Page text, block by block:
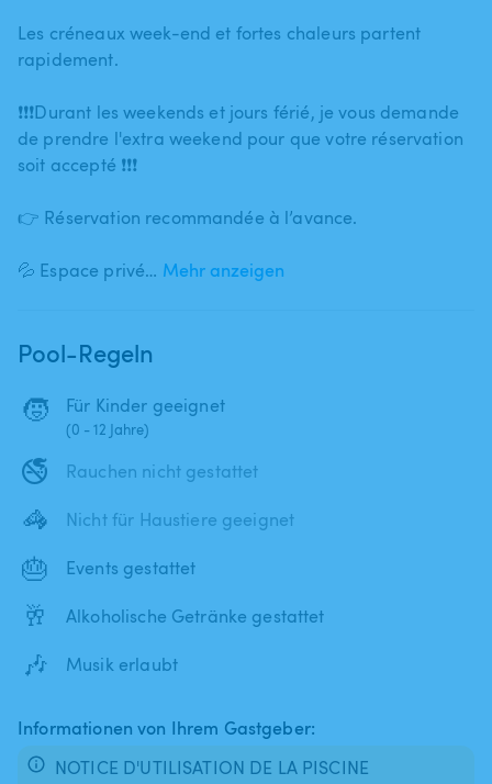
Les créneaux week-end et fortes chaleurs partent
rapidement.
❗❗❗Durant les weekends et jours férié​,​ je vous demande
de prendre l'extra weekend pour que votre réservation
soit accepté ❗❗❗
👉 Réservation recommandée à l’avance.
💦 Espace privé… Mehr anzeigen
Pool-Regeln
🧒 Für Kinder geeignet
(0 - 12 Jahre)
🚭 Rauchen nicht gestattet
🦓 Nicht für Haustiere geeignet
🎂 Events gestattet
🥂 Alkoholische Getränke gestattet
🎶 Musik erlaubt
Informationen von Ihrem Gastgeber:
NOTICE D'UTILISATION DE LA PISCINE